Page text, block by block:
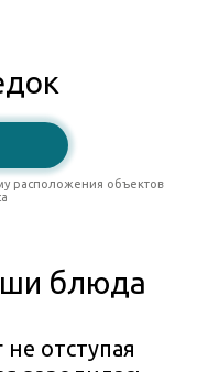
расположения объектов
блюда
отступая